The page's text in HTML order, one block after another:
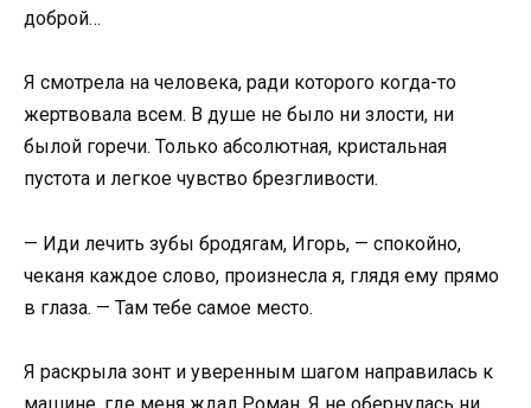
доброй…
Я смотрела на человека, ради которого когда-то
жертвовала всем. В душе не было ни злости, ни
былой горечи. Только абсолютная, кристальная
пустота и легкое чувство брезгливости.
— Иди лечить зубы бродягам, Игорь, — спокойно,
чеканя каждое слово, произнесла я, глядя ему прямо
в глаза. — Там тебе самое место.
Я раскрыла зонт и уверенным шагом направилась к